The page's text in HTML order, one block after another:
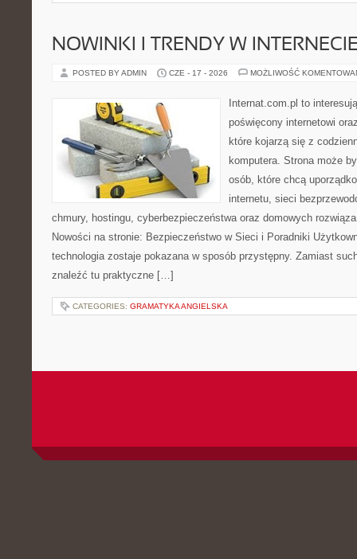
NOWINKI I TRENDY W
POSTED BY ADMIN CZE - 17 - 2026 MOŻLIWOŚĆ
Internat.com.pl to
poświęcony internetowi
które kojarzą się z
komputera. Strona może
osób, które chcą
internetu, sieci
chmury, hostingu, cyberbezpieczeństwa oraz domowych
Nowości na stronie: Bezpieczeństwo w Sieci i Poradniki
technologia zostaje pokazana w sposób przystępny. Zamiast
znaleźć tu praktyczne […]
CATEGORIES: GRAMATYKA ANGIELSKA